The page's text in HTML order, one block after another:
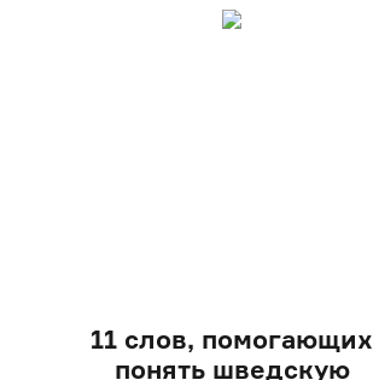
11 слов, помогающих
понять шведскую